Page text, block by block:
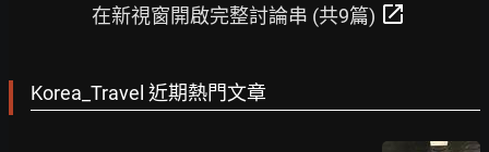
在新視窗開啟完整討論串 (共9篇) open_in_new
Korea_Travel 近期熱門文章